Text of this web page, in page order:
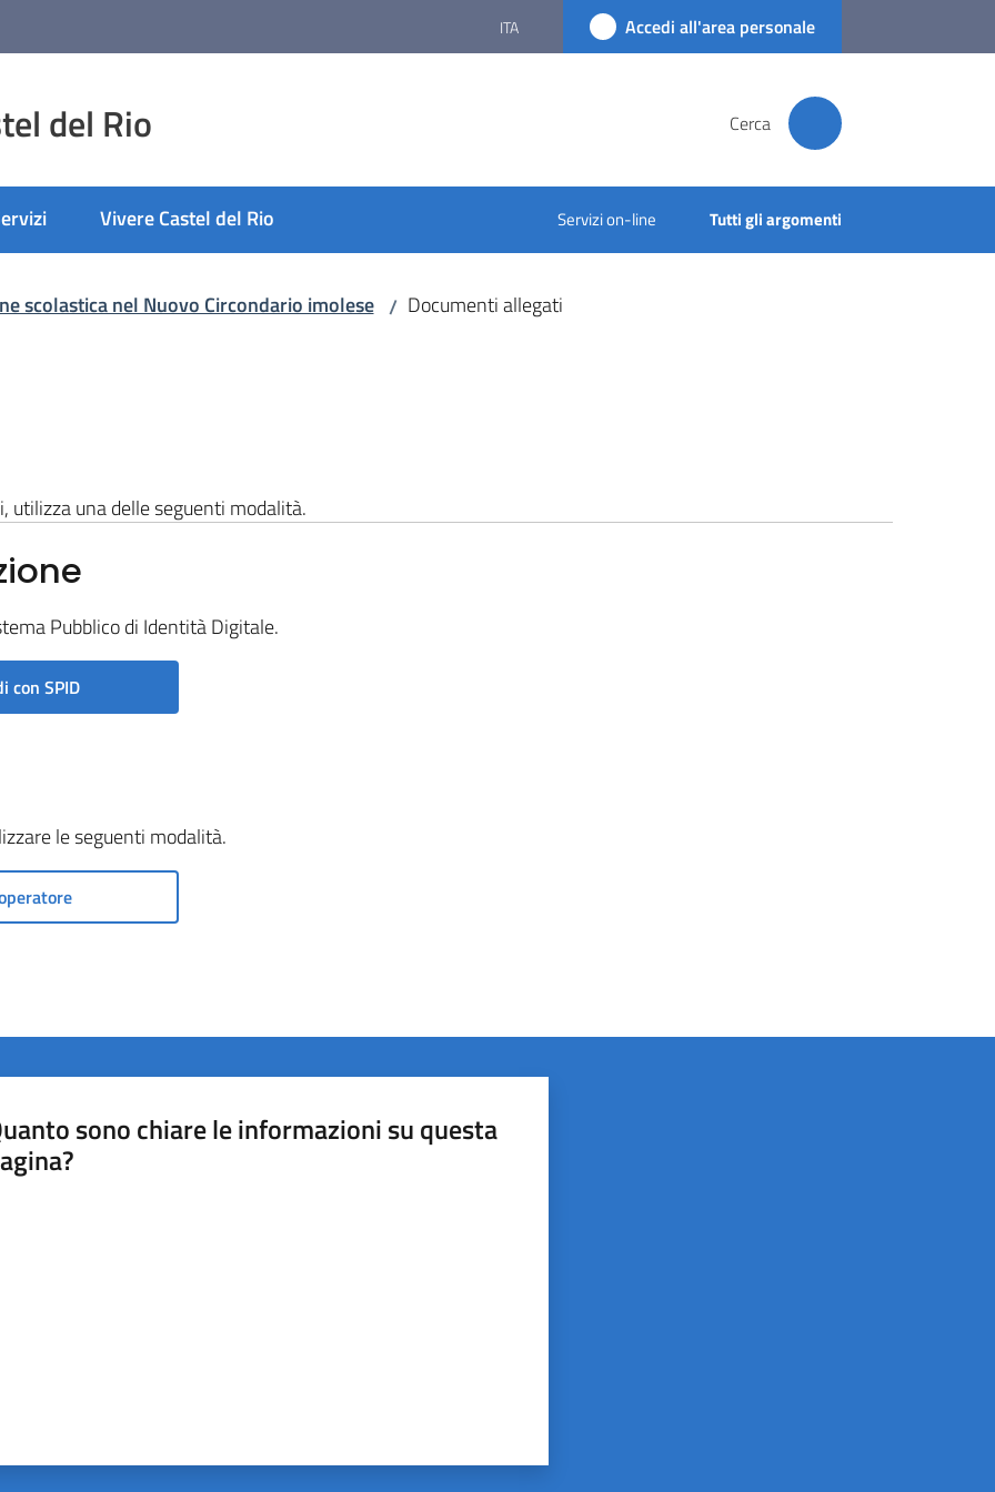
ITA Accedi all'area personale
del Rio Cerca
Vivere Castel del Rio Servizi on-line Tutti gli argomenti
scolastica nel Nuovo Circondario imolese / Documenti allegati
utilizza una delle seguenti modalità.
Pubblico di Identità Digitale.
con SPID
le seguenti modalità.
sono chiare le informazioni su questa